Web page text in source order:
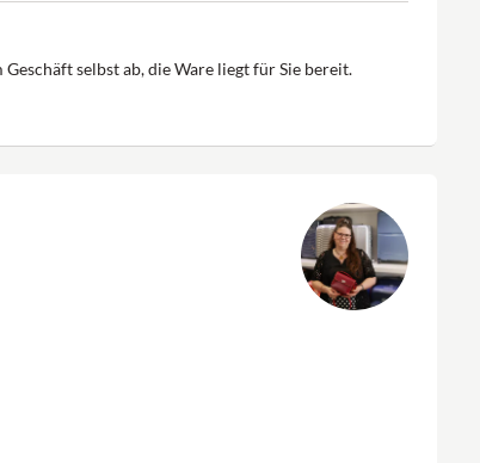
selbst ab, die Ware liegt für Sie bereit.